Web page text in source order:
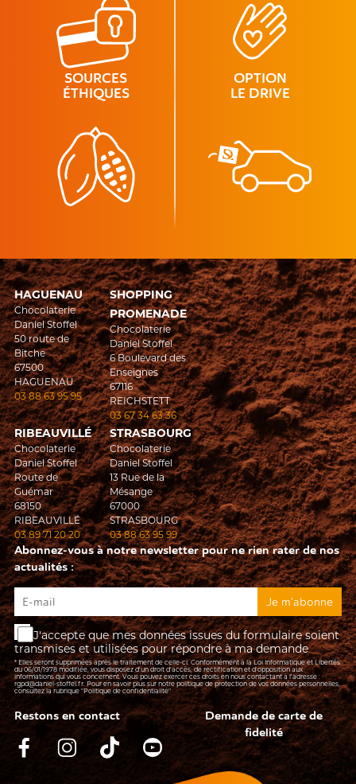
SOURCES
ÉTHIQUES
OPTION
LE DRIVE
HAGUENAU
Chocolaterie
Daniel Stoffel
50 route de
Bitche
67500
HAGUENAU
03 88 63 95 95
SHOPPING
PROMENADE
Chocolaterie
Daniel Stoffel
6 Boulevard des
Enseignes
67116
REICHSTETT
03 67 34 63 36
RIBEAUVILLÉ
Chocolaterie
Daniel Stoffel
Route de
Guémar
68150
RIBEAUVILLÉ
03 89 71 20 20
STRASBOURG
Chocolaterie
Daniel Stoffel
13 Rue de la
Mésange
67000
STRASBOURG
03 88 63 95 99
Abonnez-vous à notre newsletter pour ne rien rater de nos
actualités :
J'accepte que mes données issues du formulaire soient
transmises et utilisées pour répondre à ma demande
* Elles seront supprimées après le traitement de celle-ci. Conformément à la Loi Informatique et Libertés
du 06/01/1978 modifiée, vous disposez d'un droit d'accès, de rectification et d’opposition aux
informations qui vous concernent. Vous pouvez exercer ces droits en nous contactant à l'adresse :
rgpd@daniel-stoffel.fr. Pour en savoir plus sur notre politique de protection de vos données personnelles,
consultez la rubrique "Politique de confidentialité"
Restons en contact
Demande de carte de
fidelité